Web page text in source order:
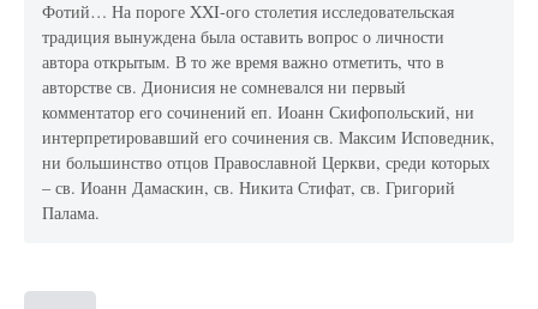
Фотий… На пороге XXI-ого столетия исследовательская
традиция вынуждена была оставить вопрос о личности
автора открытым. В то же время важно отметить, что в
авторстве св. Дионисия не сомневался ни первый
комментатор его сочинений еп. Иоанн Скифопольский, ни
интерпретировавший его сочинения св. Максим Исповедник,
ни большинство отцов Православной Церкви, среди которых
– св. Иоанн Дамаскин, св. Никита Стифат, св. Григорий
Палама.